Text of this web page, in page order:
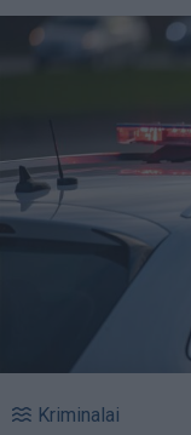
Kriminalai